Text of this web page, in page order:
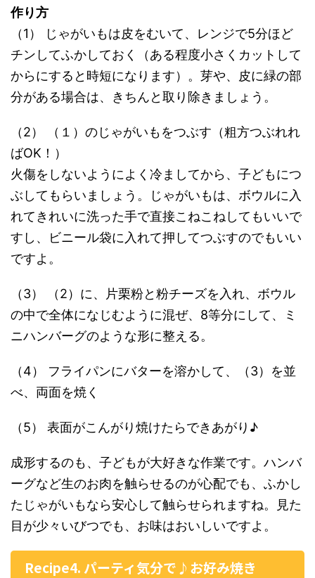
作り方
（1） じゃがいもは皮をむいて、レンジで5分ほど
チンしてふかしておく（ある程度小さくカットして
からにすると時短になります）。芽や、皮に緑の部
分がある場合は、きちんと取り除きましょう。
（2） （１）のじゃがいもをつぶす（粗方つぶれれ
ばOK！）
火傷をしないようによく冷ましてから、子どもにつ
ぶしてもらいましょう。じゃがいもは、ボウルに入
れてきれいに洗った手で直接こねこねしてもいいで
すし、ビニール袋に入れて押してつぶすのでもいい
ですよ。
（3） （2）に、片栗粉と粉チーズを入れ、ボウル
の中で全体になじむように混ぜ、8等分にして、ミ
ニハンバーグのような形に整える。
（4） フライパンにバターを溶かして、（3）を並
べ、両面を焼く
（5） 表面がこんがり焼けたらできあがり♪
成形するのも、子どもが大好きな作業です。ハンバ
ーグなど生のお肉を触らせるのが心配でも、ふかし
たじゃがいもなら安心して触らせられますね。見た
目が少々いびつでも、お味はおいしいですよ。
Recipe4. パーティ気分で♪お好み焼き